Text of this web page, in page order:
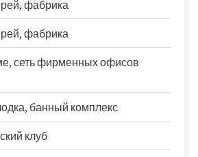
фабрика
фабрика
сеть фирменных офисов
банный комплекс
клуб